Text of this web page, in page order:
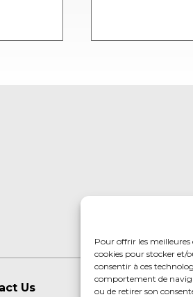
Pour offrir les meilleures
cookies pour stocker et/
consentir à ces
comportement de
ou de retirer son
Us